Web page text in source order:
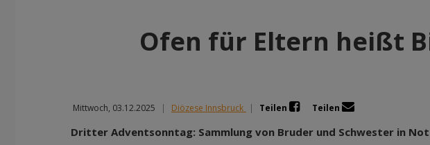
Ofen für Eltern heißt
Mittwoch, 03.12.2025 | Diözese Innsbruck | Teilen Teilen
Dritter Adventsonntag: Sammlung von Bruder und Schwester in Not